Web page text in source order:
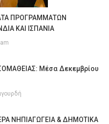
ΠΡΟΓΡΑΜΜΑΤΩΝ
ΚΑΙ ΙΣΠΑΝΙΑ
Μέσα Δεκεμβρίου
ΝΗΠΙΑΓΩΓΕΙΑ & ΔΗΜΟΤΙΚΑ